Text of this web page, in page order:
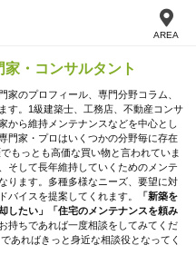
AREA
・コンサルタント
家のプロフィール、専門分野コラム、
す。1級建築士、工務店、不動産コンサ
から維持メンテナンスなどを中心とし
門家・プロはいくつかの分野毎に存在
もっとも高価な買い物と言われていま
そして長年維持していくためのメンテ
ります。多種多様なニーズ、要望に対
バイスを提案してくれます。
「新築を
したい」「住宅のメンテナンスを頼み
持ちであれば一度相談をしてみてくだ
あればきっと身近な相談役となってく